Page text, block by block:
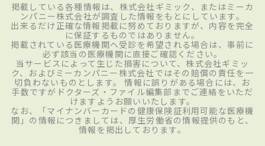
掲載している各種情報は、株式会社ギミック、またはミーカ
ンパニー株式会社が調査した情報をもとにしています。
出来るだけ正確な情報掲載に努めておりますが、内容を完全
に保証するものではありません。
掲載されている医療機関へ受診を希望される場合は、事前に
必ず該当の医療機関に直接ご確認ください。
当サービスによって生じた損害について、株式会社ギミッ
ク、およびミーカンパニー株式会社ではその賠償の責任を一
切負わないものとします。 情報に誤りがある場合には、お
手数ですがドクターズ・ファイル編集部までご連絡をいただ
けますようお願いいたします。
なお、「マイナンバーカードの健康保険証利用可能な医療機
関」の情報につきましては、厚生労働省の情報提供のもと、
情報を掲出しております。